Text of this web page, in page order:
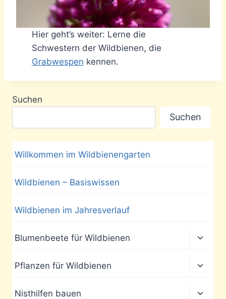
Hier geht’s weiter: Lerne die
Schwestern der Wildbienen, die
Grabwespen kennen.
Suchen
Suchen
Willkommen im Wildbienengarten
Wildbienen – Basiswissen
Wildbienen im Jahresverlauf
Blumenbeete für Wildbienen
Pflanzen für Wildbienen
Nisthilfen bauen